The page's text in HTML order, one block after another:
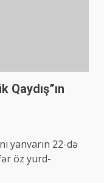
Qaydış”ın
yanvarın 22-də
öz yurd-